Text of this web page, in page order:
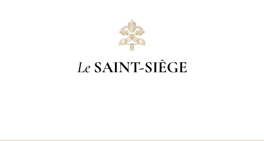
Le SAINT-SIÈGE